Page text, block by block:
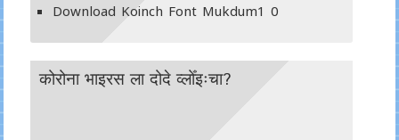
Download Koinch Font Mukdum1 0
कोरोना भाइरस ला दोदे व्लोँइःचा?